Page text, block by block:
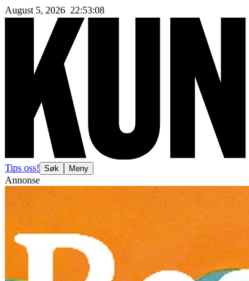
August 5, 2026 22:53:10
Tips oss! Søk Meny
Annonse